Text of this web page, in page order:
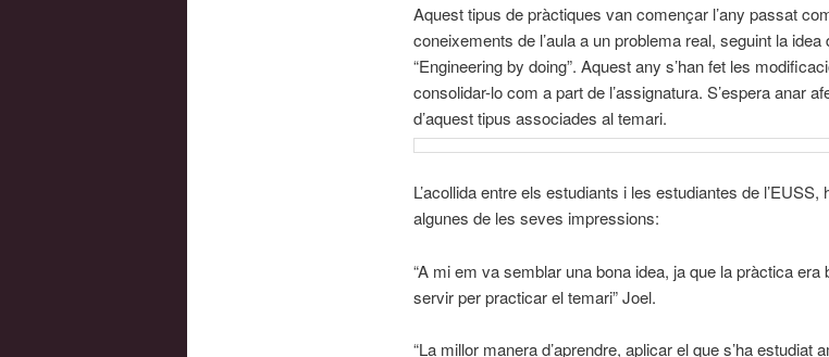
Aquest tipus de pràctiques van començar l’any passat
coneixements de l’aula a un problema real, seguint la idea
“Engineering by doing”. Aquest any s’han fet les
consolidar-lo com a part de l’assignatura. S’espera anar
d’aquest tipus associades al temari.
L’acollida entre els estudiants i les estudiantes de
algunes de les seves impressions:
“A mi em va semblar una bona idea, ja que la pràctica
servir per practicar el temari” Joel.
“La millor manera d’aprendre, aplicar el que s’ha estudiat